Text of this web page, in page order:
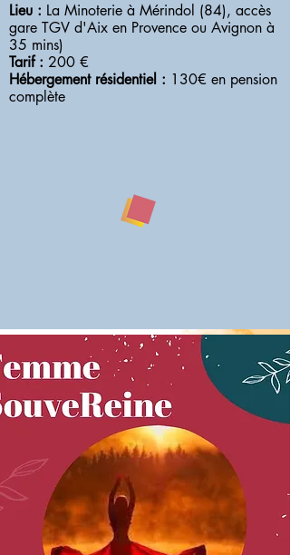
Lieu : La Minoterie à Mérindol (84), accès
gare TGV d'Aix en Provence ou Avignon à
35 mins)
Tarif : 200 €
Hébergement résidentiel : 130€ en pension
complète